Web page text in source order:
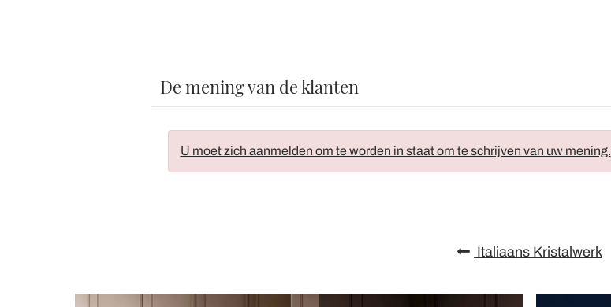
De mening van de klanten
U moet zich aanmelden om te worden in staat om te schrijven van uw mening.
Italiaans Kristalwerk